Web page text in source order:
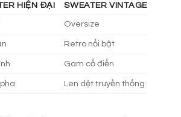
HIỆN ĐẠI SWEATER VINTAGE
Oversize
Retro nổi bật
Gam cổ điển
Len dệt truyền thống